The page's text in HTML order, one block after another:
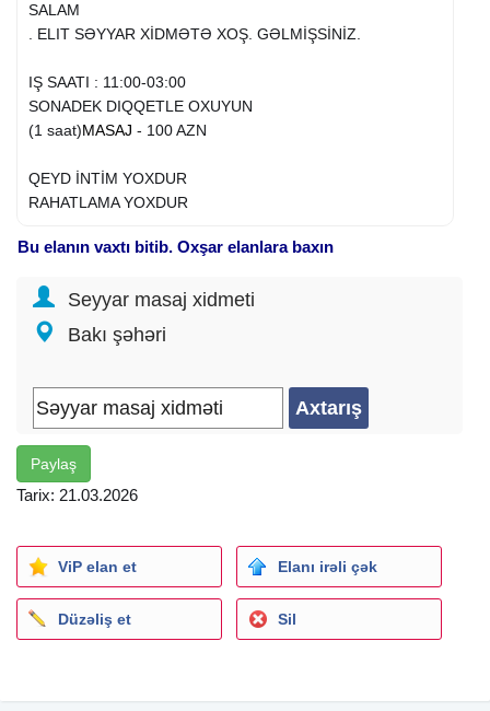
SALAM
. ELIT SƏYYAR XİDMƏTƏ XOŞ. GƏLMİŞSİNİZ.
IŞ SAATI : 11:00-03:00
SONADEK DIQQETLE OXUYUN
(1 saat)MASAJ - 100 AZN
QEYD İNTİM YOXDUR
RAHATLAMA YOXDUR
SIRF MÜALİCƏVİ MASAJLARDIR!
KLASSİK & MÜALİCEVİ MASAJ
MASAJ XİDMƏTİ HƏR KƏS ÜÇÜN NƏZƏRDƏ TUTULUB
MASAJÍSTLERÍ İSTƏDİYİNİZ ÜNVANA ( EV, OFİS, OTEL)
SİFARİŞ EDƏ BİLƏRSİNİZ
Bu elanın vaxtı bitib. Oxşar elanlara baxın
Seyyar masaj xidmeti
Bakı şəhəri
Paylaş
Tarix: 21.03.2026
ViP elan et Elanı irəli çək
Düzəliş et Sil